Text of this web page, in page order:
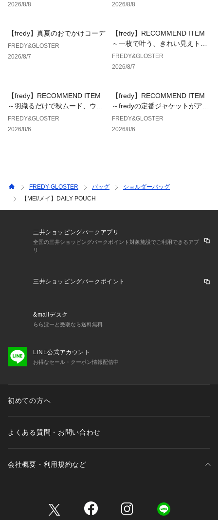
1 シンプルコーデのアクセントに
トドア感を演出。
2 ストリートカジュアルに
オーバーサイズトップス×カーゴパンツに合わせて、ラフで今
軽装スタイルに合わせて、動きやすさと収納力を両立した実用
コーデに。
#MEI #ショルダーバッグ #ミニバッグ #サコッシュ #アウトド
アメリカ カリフォルニア発のアウトドアブランド。
と共に進化し続けるファッションカルチャーを組み合わせ、ア
※お取扱い上のご注意
アテンションタグを必ずご確認の上、着用又はお取り扱いくだ
て見える場合があります。
り、実際の商品と比較し色味に若干の誤差が生じる場合があり
2026/8/8
2026/8/8
【fredy】真夏のおでかけコーデ
FREDY&GLOSTER
2026/8/7
【fredy】RECOMMEND ITEM
～一枚で叶う、きれい見えトッ
プス～
FREDY&GLOSTER
2026/8/7
【fredy】RECOMMEND ITEM
～羽織るだけで秋ムード、ウエ
ストギャザーテーラードシャツ
～
FREDY&GLOSTER
2026/8/6
【fredy】RECOMMEND ITEM
～fredyの定番ジャケットがアッ
プデートして登場！～
FREDY&GLOSTER
2026/8/6
FREDY-GLOSTER バッグ
ショルダーバッグ
【MEI/メイ】DAILY POUCH
三井ショッピングパークアプリ
全国の三井ショッピングパークポイント対象施設でご利用できるアプ
リ
三井ショッピングパークポイント
&mallデスク
ららぽーと受取なら送料無料
LINE公式アカウント
お得なセール・クーポン情報配信中
初めての方へ
よくある質問・お問い合わせ
会社概要・利用規約など